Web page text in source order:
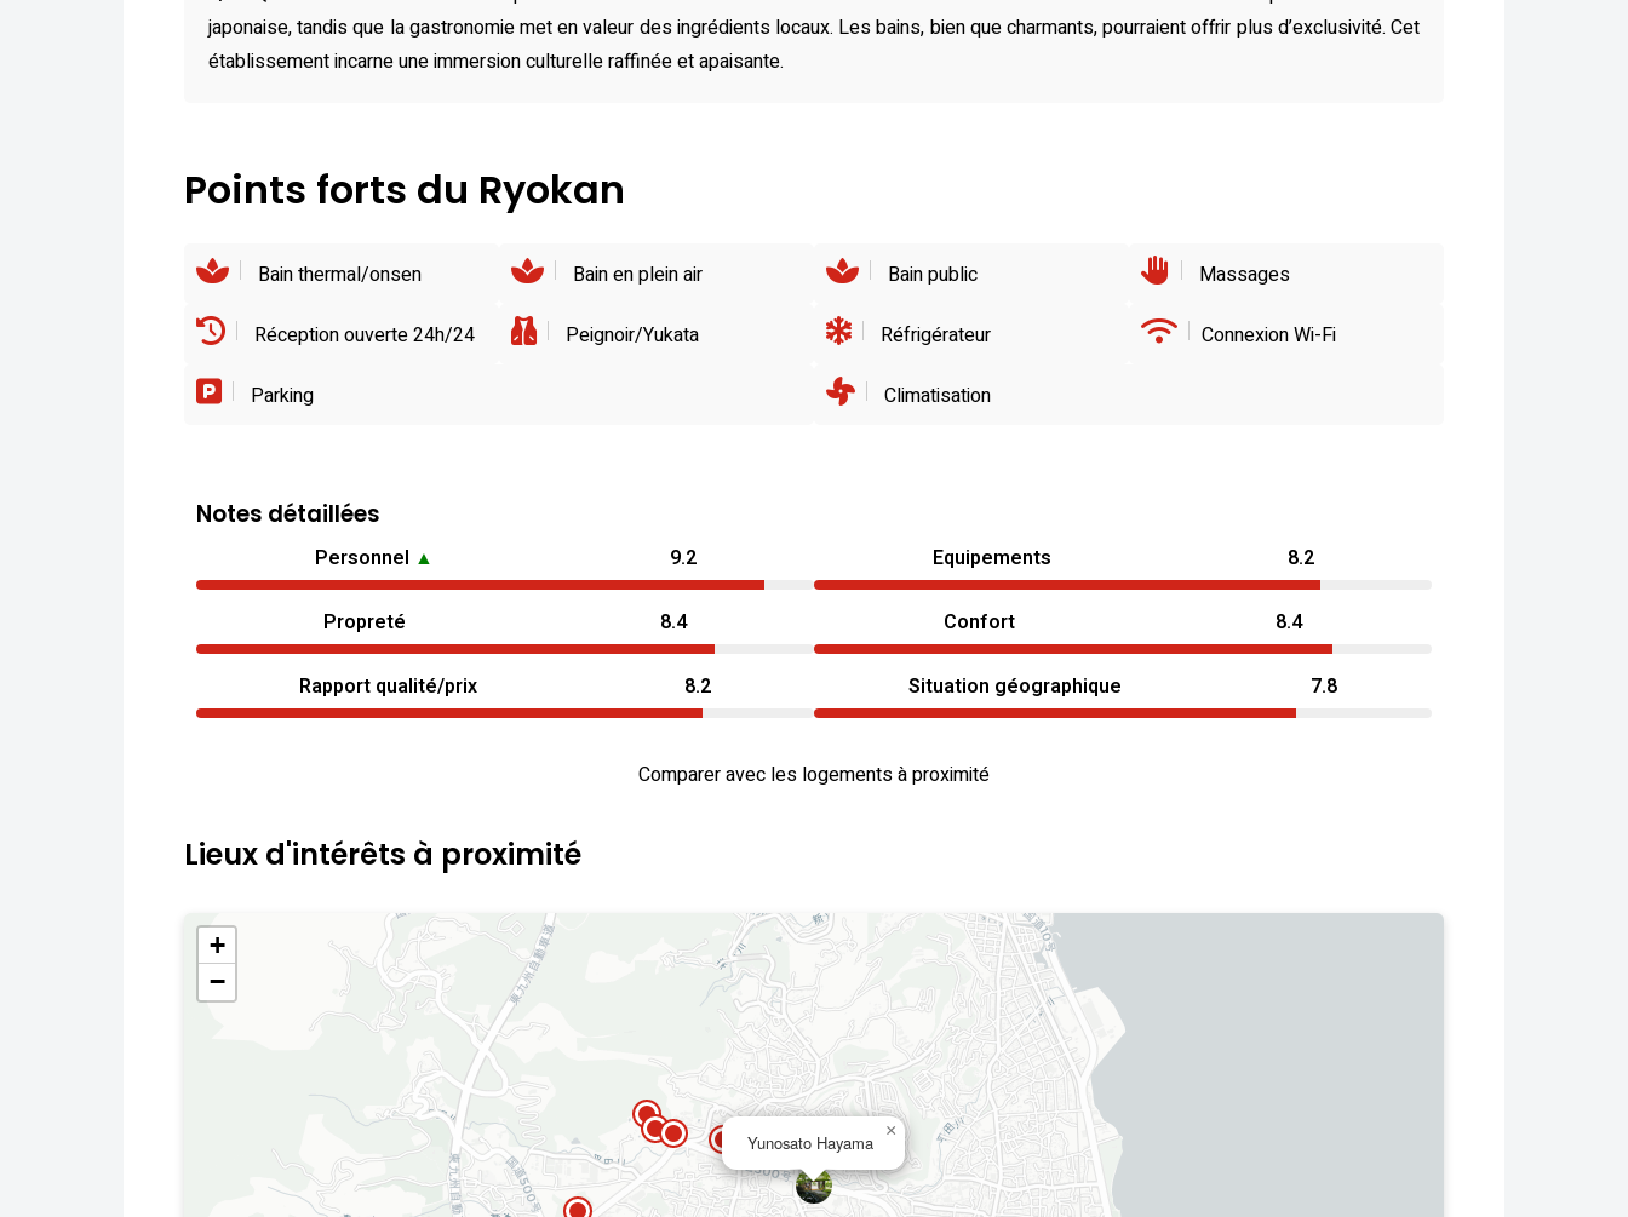
japonaise, tandis que la gastronomie met en valeur des ingrédients locaux. Les bains, bien que charmants, pourraient offrir plus d’exclusivité. Cet
établissement incarne une immersion culturelle raffinée et apaisante.
Points forts du Ryokan
Bain thermal/onsen Bain en plein air Bain public Massages
Réception ouverte 24h/24 Peignoir/Yukata Réfrigérateur Connexion Wi-Fi
Parking Climatisation
Notes détaillées
Personnel ▲ 9.2 Equipements 8.2
Propreté 8.4 Confort 8.4
Rapport qualité/prix 8.2 Situation géographique 7.8
Comparer avec les logements à proximité
Lieux d'intérêts à proximité
Yunosato Hayama
×
+
−